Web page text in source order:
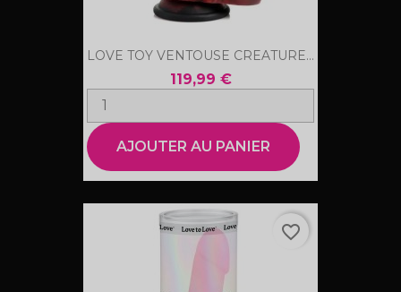
LOVE TOY VENTOUSE CREATURE...
119,99 €
AJOUTER AU PANIER
favorite_border